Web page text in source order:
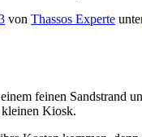
von Thassos Experte
feinen Sandstrand
kleinen Kiosk.